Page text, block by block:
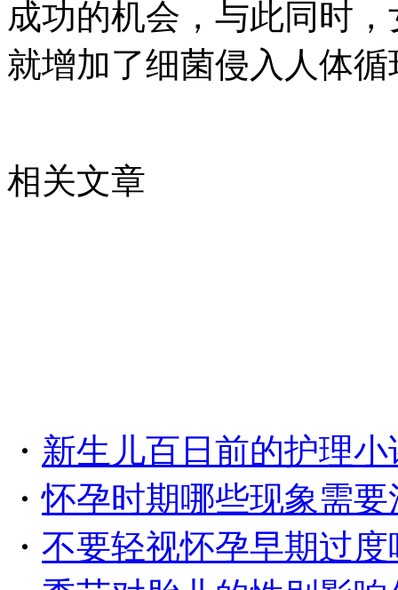
成功的机会，与此同时
就增加了细菌侵入人体
相关文章
・ 新生儿百日前的护理小
・怀孕时期哪些现象需要
・ 不要轻视怀孕早期过度